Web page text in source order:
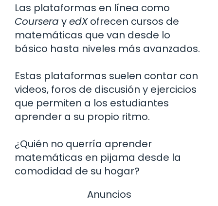
Las plataformas en línea como
Coursera yedXofrecen cursos de
matemáticas que van desde lo
básico hasta niveles más avanzados.
Estas plataformas suelen contar con
videos, foros de discusión y ejercicios
que permiten a los estudiantes
aprender a su propio ritmo.
¿Quién no querría aprender
matemáticas en pijama desde la
comodidad de su hogar?
Anuncios